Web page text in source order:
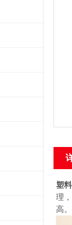
塑
理
高